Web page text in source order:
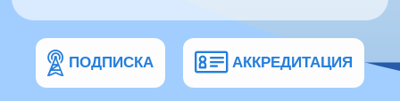
ПОДПИСКА АККРЕДИТАЦИЯ